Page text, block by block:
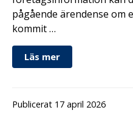
pågående ärendense om
kommit …
Läs mer
Publicerat 17 april 2026